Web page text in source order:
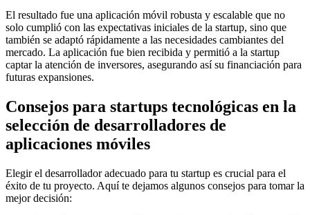
El resultado fue una aplicación móvil robusta y escalable que no
solo cumplió con las expectativas iniciales de la startup, sino que
también se adaptó rápidamente a las necesidades cambiantes del
mercado. La aplicación fue bien recibida y permitió a la startup
captar la atención de inversores, asegurando así su financiación para
futuras expansiones.
Consejos para startups tecnológicas en la
selección de desarrolladores de
aplicaciones móviles
Elegir el desarrollador adecuado para tu startup es crucial para el
éxito de tu proyecto. Aquí te dejamos algunos consejos para tomar la
mejor decisión: